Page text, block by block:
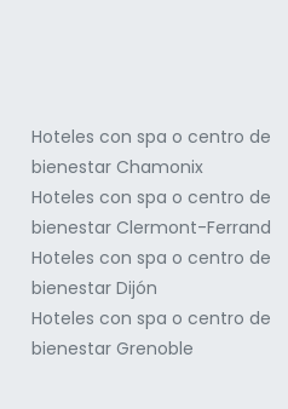
Hoteles con spa o centro de
bienestar Chamonix
Hoteles con spa o centro de
bienestar Clermont-Ferrand
Hoteles con spa o centro de
bienestar Dijón
Hoteles con spa o centro de
bienestar Grenoble